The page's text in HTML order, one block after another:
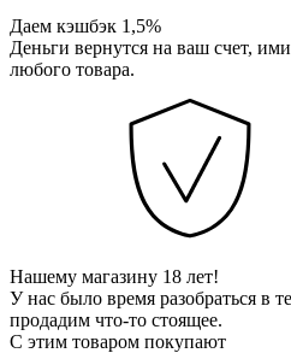
Даем кэшбэк 1,5%
Деньги вернутся на ваш счет,
любого товара.
Нашему магазину 18 лет!
У нас было время разобраться в
продадим что-то стоящее.
С этим товаром покупают